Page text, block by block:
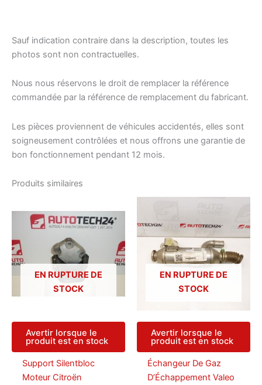
Sauf indication contraire dans la description, toutes les
photos sont non contractuelles.
Nous nous réservons le droit de remplacer la référence
commandée par la référence de remplacement du fabricant.
Les pièces proviennent de véhicules accidentés, elles sont
soigneusement contrôlées et nous offrons une garantie de
bon fonctionnement pendant 12 mois.
Produits similaires
EN RUPTURE DE
STOCK
Avertir lorsque le
produit est en stock
Support Silentbloc
Moteur Citroën
EN RUPTURE DE
STOCK
Avertir lorsque le
produit est en stock
Échangeur De Gaz
D’Échappement Valeo